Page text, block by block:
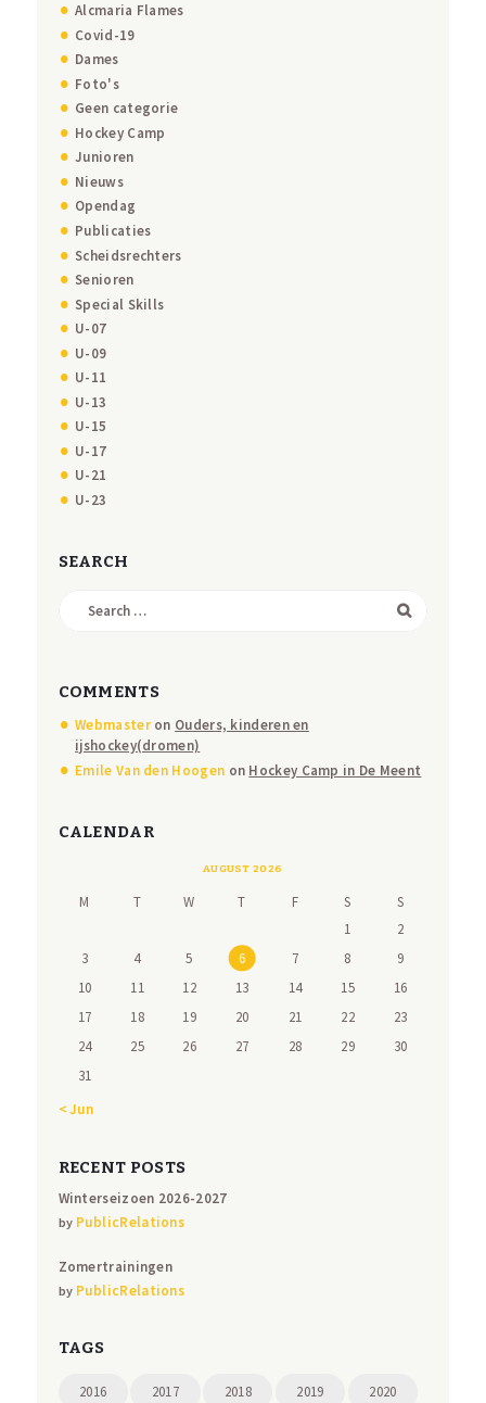
Alcmaria Flames
Covid-19
Dames
Foto's
Geen categorie
Hockey Camp
Junioren
Nieuws
Opendag
Publicaties
Scheidsrechters
Senioren
Special Skills
U-07
U-09
U-11
U-13
U-15
U-17
U-21
U-23
SEARCH
COMMENTS
Webmasteron Ouders, kinderen en
ijshockey(dromen)
Emile Van den Hoogen on Hockey Camp in De Meent
CALENDAR
AUGUST 2026
M T W T F S
S
1
2
3
4 5 6 7 8
9
10
11 12 13 14 15
16
17
18 19 20 21 22
23
24
25 26 27 28 29
30
31
« Jun
RECENT POSTS
Winterseizoen 2026-2027
by PublicRelations
Zomertrainingen
by PublicRelations
TAGS
2016 2017 2018 2019 2020